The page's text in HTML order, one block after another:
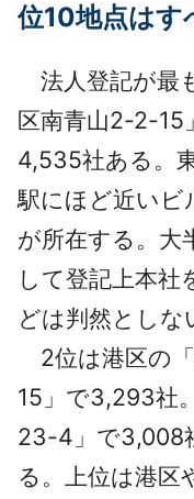
位10地点はす
法人登記が最
区南青山2-2-15
4,535社ある。
駅にほど近いビ
が所在する。大
して登記上本社
どは判然としな
2位は港区の
15」で3,293社
23-4」で3,008
る。上位は港区